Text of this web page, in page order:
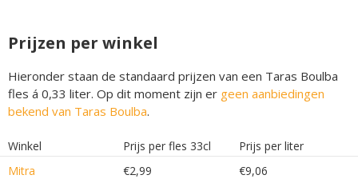
Prijzen per winkel
Hieronder staan de standaard prijzen van een Taras Boulba
fles á 0,33 liter. Op dit moment zijn er geen aanbiedingen
bekend van Taras Boulba.
Winkel Prijs per fles 33cl
Prijs per liter
Mitra
€2,99 €9,06